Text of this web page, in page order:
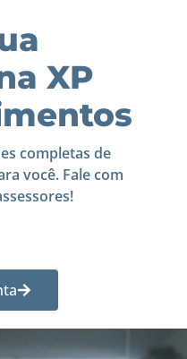
XP
completas de
você. Fale com